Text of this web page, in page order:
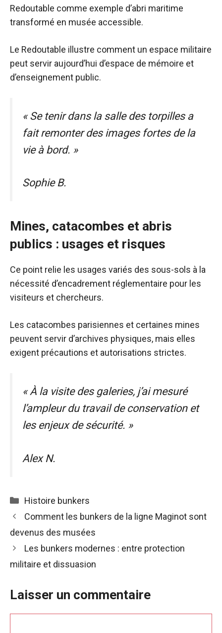
Redoutable comme exemple d’abri maritime
transformé en musée accessible.
Le Redoutable illustre comment un espace militaire
peut servir aujourd’hui d’espace de mémoire et
d’enseignement public.
« Se tenir dans la salle des torpilles a
fait remonter des images fortes de la
vie à bord. »
Sophie B.
Mines, catacombes et abris
publics : usages et risques
Ce point relie les usages variés des sous-sols à la
nécessité d’encadrement réglementaire pour les
visiteurs et chercheurs.
Les catacombes parisiennes et certaines mines
peuvent servir d’archives physiques, mais elles
exigent précautions et autorisations strictes.
« À la visite des galeries, j’ai mesuré
l’ampleur du travail de conservation et
les enjeux de sécurité. »
Alex N.
Catégories
Histoire bunkers
Comment les bunkers de la ligne Maginot sont
devenus des musées
Les bunkers modernes : entre protection
militaire et dissuasion
Laisser un commentaire